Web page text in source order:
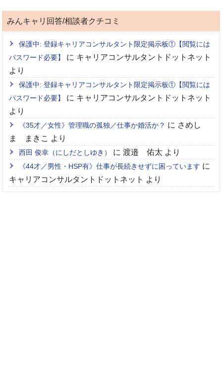
みんキャリ回答/相談者クチコミ
保護中: 登録キャリアコンサルタント限定掲示板①【閲覧には
パスワード必要】
に キャリアコンサルタントドットネット
より
保護中: 登録キャリアコンサルタント限定掲示板①【閲覧には
パスワード必要】
に キャリアコンサルタントドットネット
より
《35才／女性》管理職の孤独／仕事か婚活か？ に さめし
ま まきこ より
西田 俊幸（にしだとしゆき） に渡邉 佑太 より
《44才／男性・HSP有》仕事が長続きせずに困っています に
キャリアコンサルタントドットネット より